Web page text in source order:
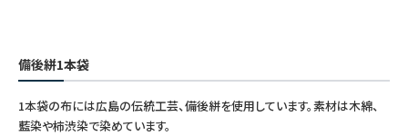
備後絣1本袋
1本袋の布には広島の伝統工芸、備後絣を使用しています。素材は木綿、
藍染や柿渋染で染めています。